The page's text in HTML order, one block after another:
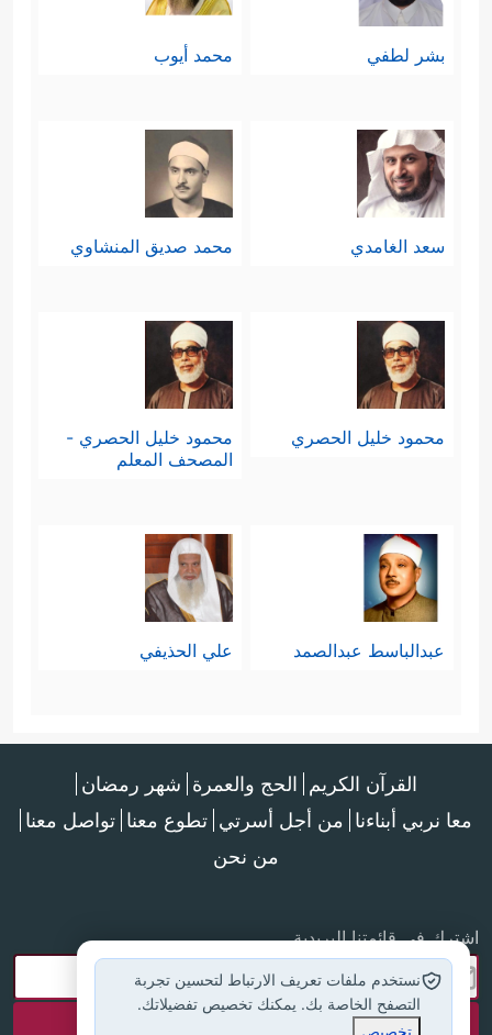
بشر لطفي محمد أيوب
سعد الغامدي محمد صديق المنشاوي
محمود خليل الحصري
محمود خليل الحصري -
المصحف المعلم
عبدالباسط عبدالصمد علي الحذيفي
القرآن الكريم الحج والعمرة شهر رمضان
معا نربي أبناءنا من أجل أسرتي تطوع معنا تواصل معنا
من نحن
اشترك في قائمتنا البريدية
نستخدم ملفات تعريف الارتباط لتحسين تجربة
التصفح الخاصة بك. يمكنك تخصيص تفضيلاتك.
تخصيص